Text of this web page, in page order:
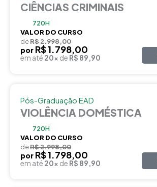
CIÊNCIAS CRIMINAIS
720H
VALOR DO CURSO
deR$ 2.998,00
por R$ 1.798,00
em até 20x de R$ 89,90
Pós-Graduação EAD
VIOLÊNCIA DOMÉSTICA
720H
VALOR DO CURSO
deR$ 2.998,00
por R$ 1.798,00
em até 20x de R$ 89,90